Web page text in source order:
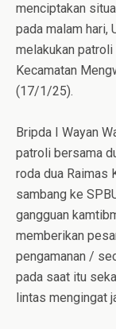
menciptakan
pada malam hari,
melakukan patroli
Kecamatan
(17/1/25).
Bripda I Wayan
patroli bersama
roda dua Raimas
sambang ke
gangguan
memberikan
pengamanan /
pada saat itu
lintas mengingat